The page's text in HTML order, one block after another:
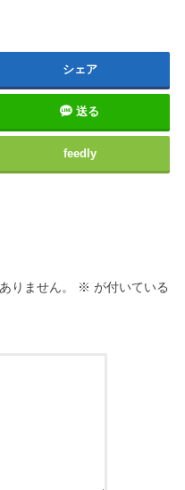
シェア
送る
feedly
りません。 ※ が付いている